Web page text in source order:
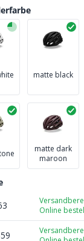
matte black
matte dark
maroon
Online